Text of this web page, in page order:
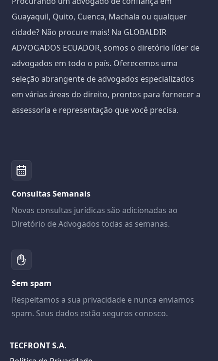
Guayaquil, Quito, Cuenca, Machala ou qualquer
cidade? Não procure mais! Na GLOBALDIR
ADVOGADOS ECUADOR, somos o diretório líder de
advogados em todo o país. Oferecemos uma
seleção abrangente de advogados especializados
em várias áreas do direito, prontos para fornecer a
assessoria e representação que você precisa.
Consultas Semanais
Novas consultas jurídicas são adicionadas ao
Diretório de Advogados todas as semanas.
Sem spam
Respeitamos a sua privacidade e nunca enviamos
spam. Seus dados estão seguros conosco.
TECFRONT S.A.